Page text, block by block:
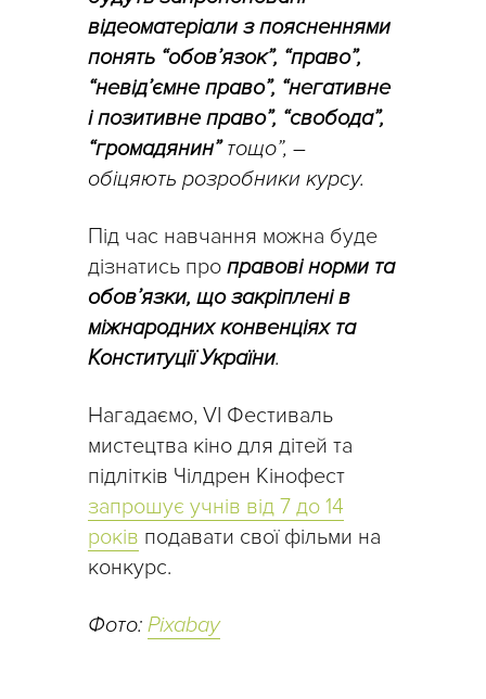
відеоматеріали з поясненнями
понять “обов’язок”, “право”,
“невід’ємне право”, “негативне
і позитивне право”, “свобода”,
“громадянин”тощо”, –
обіцяють розробники курсу.
Під час навчання можна буде
дізнатись про правові норми та
обов’язки, що закріплені в
міжнародних конвенціях та
Конституції України.
Нагадаємо, VІ Фестиваль
мистецтва кіно для дітей та
підлітків Чілдрен Кінофест
запрошує учнів від 7 до 14
років подавати свої фільми на
конкурс.
Фото: Pixabay